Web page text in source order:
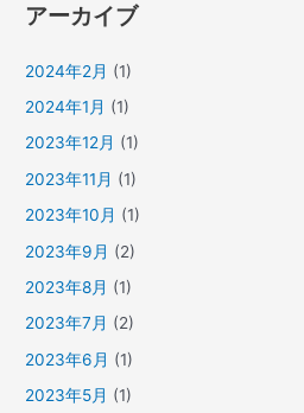
アーカイブ
2024年2月 (1)
2024年1月 (1)
2023年12月 (1)
2023年11月 (1)
2023年10月 (1)
2023年9月 (2)
2023年8月 (1)
2023年7月 (2)
2023年6月 (1)
2023年5月 (1)